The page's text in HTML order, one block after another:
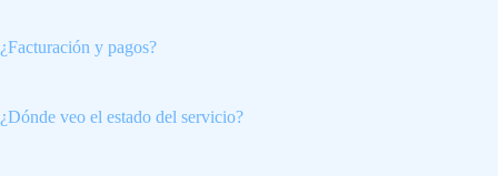
¿Facturación y pagos?
¿Dónde veo el estado del servicio?